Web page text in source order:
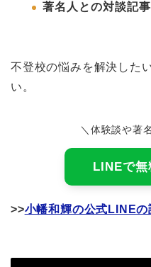
著名人との対談記事
不登校の悩みを解決した
い。
＼体験談や著
LINEで無
>>小幡和輝の公式LINEの